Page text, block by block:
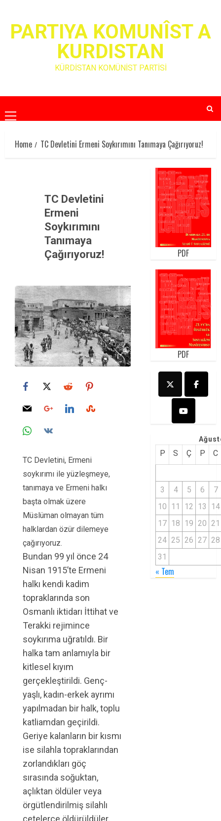
contentPARTIYA KOMUNÎST A
KURDISTAN
KÜRDİSTAN KOMÜNİST PARTİSİ
Primary
Menu
Home
TC Devletini Ermeni Soykırımını Tanımaya Çağırıyoruz!
TC Devletini
Ermeni
Soykırımını
Tanımaya
Çağırıyoruz!
TC Devletini, Ermeni
soykırımı ile yüzleşmeye,
tanımaya ve Ermeni halkı
başta olmak üzere
Müslüman olmayan tüm
halklardan özür dilemeye
çağırıyoruz.
Bundan 99 yıl önce 24
Nisan 1915’te Ermeni
halkı kendi kadim
topraklarında son
Osmanlı iktidarı İttihat ve
Terakki rejimince
soykırıma uğratıldı. Bir
halka tam anlamıyla bir
kitlesel kıyım
gerçekleştirildi. Genç-
yaşlı, kadın-erkek ayrımı
yapılmadan bir halk, toplu
katliamdan geçirildi.
Geriye kalanların bir kısmı
ise silahla topraklarından
zorlandıkları göç
sırasında soğuktan,
açlıktan öldüler veya
örgütlendirilmiş silahlı
çetelerce öldürüldüler.
PDF
PDF
P S Ç P C
3 4 5 6
7
10 11 12 13
14
17 18 19 20 21
24 25 26 27 28
31
« Tem